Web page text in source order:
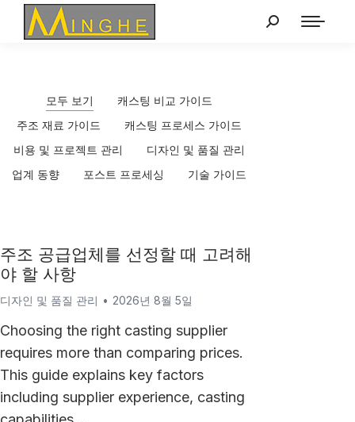
모두 보기
캐스팅 비교 가이드
주조 재료 가이드
캐스팅 프로세스 가이드
비용 및 프로젝트 관리
디자인 및 품질 관리
업계 동향
포스트 프로세싱 기술 가이드
주조 공급업체를 선정할 때 고려해
야 할 사항
디자인 및 품질 관리 2026년 8월 5일
Choosing the right casting supplier
requires more than comparing prices.
This guide explains key factors
including supplier experience, casting